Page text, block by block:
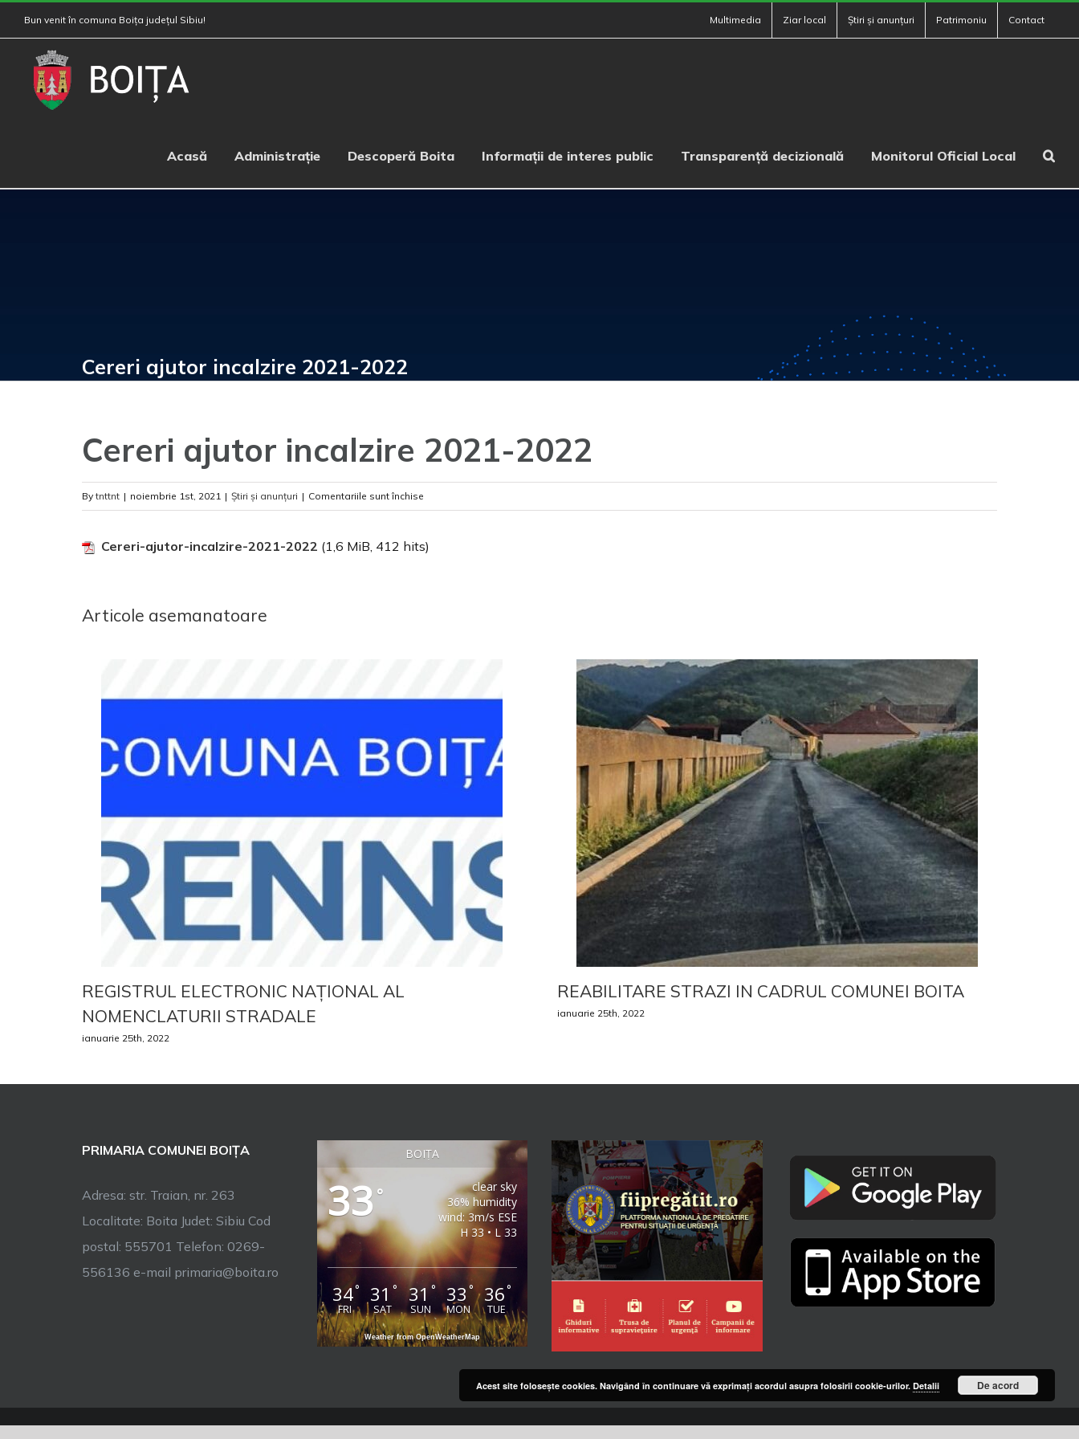
to
content
Bun venit în comuna Boița județul Sibiu! Multimedia Ziar local Știri și anunțuri Patrimoniu Contact
Acasă Administrație Descoperă Boita Informații de interes public Transparență decizională Monitorul Oficial Local
Cereri ajutor incalzire 2021-2022
Cereri ajutor incalzire 2021-2022
Bytnttnt | noiembrie 1st, 2021 | Știri și anunțuri | Comentariile sunt închise
Cereri
incalzire
Cereri-ajutor-incalzire-2021-2022 (1,6 MiB, 412 hits)
Articole asemanatoare
REGISTRUL ELECTRONIC NAȚIONAL AL
NOMENCLATURII STRADALE
ianuarie 25th, 2022
REABILITARE STRAZI IN CADRUL COMUNEI BOITA
ianuarie 25th, 2022
PRIMARIA COMUNEI BOIȚA
Adresa: str. Traian, nr. 263
Localitate: Boita Judet: Sibiu Cod
postal: 555701 Telefon: 0269-
556136 e-mail primaria@boita.ro
BOIȚA
33 °
clear sky
36% humidity
wind: 3m/s ESE
H 33 • L 33
34°
FRI
31°
SAT
31°
SUN
33 °
MON
36°
TUE
Weather from OpenWeatherMap
Acest site foloseşte cookies. Navigând în continuare vă exprimaţi acordul asupra folosirii cookie-urilor. Detalii De acord